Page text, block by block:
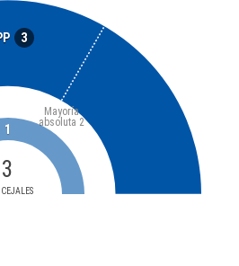
3
3
Mayoría
absoluta 2
1